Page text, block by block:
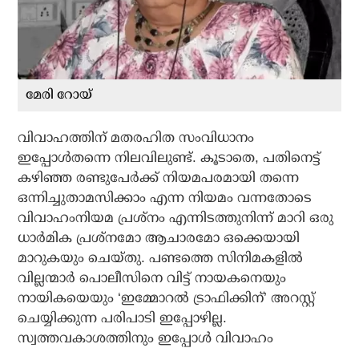
മേരി റോയ്
വിവാഹത്തിന് മതരഹിത സംവിധാനം
ഇപ്പോള്‍തന്നെ നിലവിലുണ്ട്. കൂടാതെ, പതിനെട്ട്
കഴിഞ്ഞ രണ്ടുപേര്‍ക്ക് നിയമപരമായി തന്നെ
ഒന്നിച്ചുതാമസിക്കാം എന്ന നിയമം വന്നതോടെ
വിവാഹംനിയമ പ്രശ്‌നം എന്നിടത്തുനിന്ന് മാറി ഒരു
ധാര്‍മിക പ്രശ്‌നമോ ആചാരമോ ഒക്കെയായി
മാറുകയും ചെയ്തു. പണ്ടത്തെ സിനിമകളില്‍
വില്ലന്മാര്‍ പൊലീസിനെ വിട്ട് നായകനെയും
നായികയെയും ‘ഇമ്മോറല്‍ ട്രാഫിക്കിന്’ അറസ്റ്റ്
ചെയ്യിക്കുന്ന പരിപാടി ഇപ്പോഴില്ല.
സ്വത്തവകാശത്തിനും ഇപ്പോള്‍ വിവാഹം